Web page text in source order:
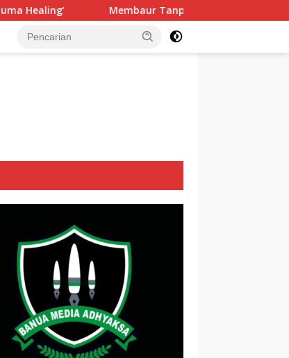
Membaur Tanpa Sekat, Fadlin Dengarkan Cerita dan